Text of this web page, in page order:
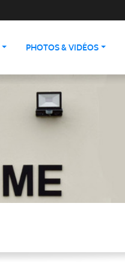
PHOTOS & VIDÉOS